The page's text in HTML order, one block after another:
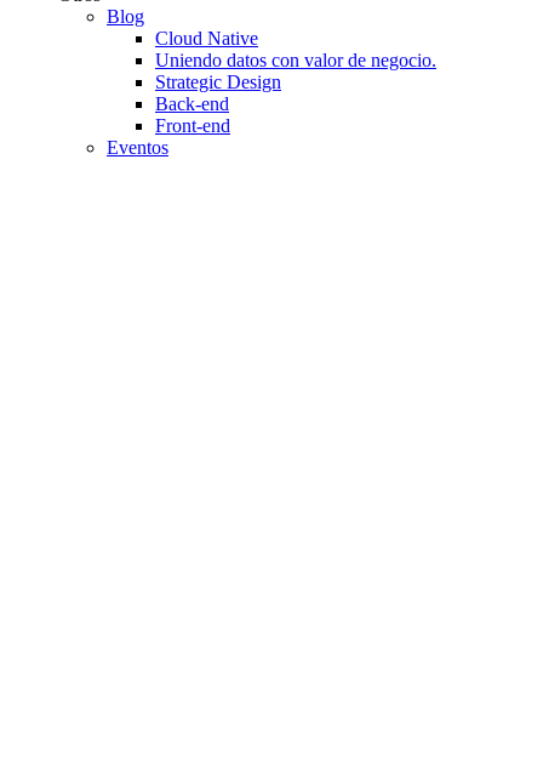
Blog
Cloud Native
Uniendo datos con valor de negocio.
Strategic Design
Back-end
Front-end
Eventos